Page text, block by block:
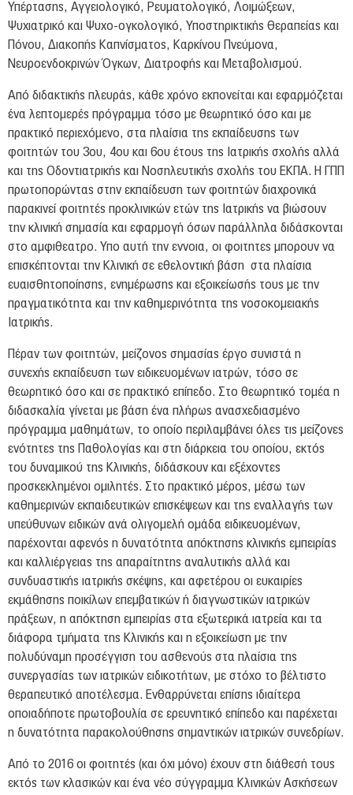
Υπέρτασης, Αγγειολογικό, Ρευματολογικό, Λοιμώξεων,
Ψυχιατρικό και Ψυχο-ογκολογικό, Υποστηρικτικής Θεραπείας και
Πόνου, Διακοπής Καπνίσματος, Καρκίνου Πνεύμονα,
Νευροενδοκρινών Όγκων, Διατροφής και Μεταβολισμού.
Από διδακτικής πλευράς, κάθε χρόνο εκπονείται και εφαρμόζεται
ένα λεπτομερές πρόγραμμα τόσο με θεωρητικό όσο και με
πρακτικό περιεχόμενο, στα πλαίσια της εκπαίδευσης των
φοιτητών του 3ου, 4ου και 6ου έτους της Ιατρικής σχολής αλλά
και της Οδοντιατρικής και Νοσηλευτικής σχολής του ΕΚΠΑ. Η ΓΠΠ
πρωτοπορώντας στην εκπαίδευση των φοιτητών διαχρονικά
παρακινεί φοιτητές προκλινικών ετών της Ιατρικής να βιώσουν
την κλινική σημασία και εφαρμογή όσων παράλληλα διδάσκονται
στο αμφιθεατρο. Υπο αυτή την εννοια, οι φοιτητες μπορουν να
επισκέπτονται την Κλινική σε εθελοντική βάση στα πλαίσια
ευαισθητοποίησης, ενημέρωσης και εξοικείωσής τους με την
πραγματικότητα και την καθημερινότητα της νοσοκομειακής
Ιατρικής.
Πέραν των φοιτητών, μείζονος σημασίας έργο συνιστά η
συνεχής εκπαίδευση των ειδικευομένων ιατρών, τόσο σε
θεωρητικό όσο και σε πρακτικό επίπεδο. Στο θεωρητικό τομέα η
διδασκαλία γίνεται με βάση ένα πλήρως ανασχεδιασμένο
πρόγραμμα μαθημάτων, το οποίο περιλαμβάνει όλες τις μείζονες
ενότητες της Παθολογίας και στη διάρκεια του οποίου, εκτός
του δυναμικού της Κλινικής, διδάσκουν και εξέχοντες
προσκεκλημένοι ομιλητές. Στο πρακτικό μέρος, μέσω των
καθημερινών εκπαιδευτικών επισκέψεων και της εναλλαγής των
υπεύθυνων ειδικών ανά ολιγομελή ομάδα ειδικευομένων,
παρέχονται αφενός η δυνατότητα απόκτησης κλινικής εμπειρίας
και καλλιέργειας της απαραίτητης αναλυτικής αλλά και
συνδυαστικής ιατρικής σκέψης, και αφετέρου οι ευκαιρίες
εκμάθησης ποικίλων επεμβατικών ή διαγνωστικών ιατρικών
πράξεων, η απόκτηση εμπειρίας στα εξωτερικά ιατρεία και τα
διάφορα τμήματα της Κλινικής και η εξοικείωση με την
πολυδύναμη προσέγγιση του ασθενούς στα πλαίσια της
συνεργασίας των ιατρικών ειδικοτήτων, με στόχο το βέλτιστο
θεραπευτικό αποτέλεσμα. Ενθαρρύνεται επίσης ιδιαίτερα
οποιαδήποτε πρωτοβουλία σε ερευνητικό επίπεδο και παρέχεται
η δυνατότητα παρακολούθησης σημαντικών ιατρικών συνεδρίων.
Από το 2016 οι φοιτητές (και όχι μόνο) έχουν στη διάθεσή τους
εκτός των κλασικών και ένα νέο σύγγραμμα Κλινικών Ασκήσεων